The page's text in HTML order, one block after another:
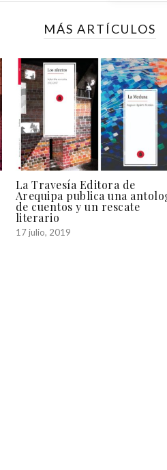
MÁS ARTÍCULOS
La Travesía Editora de
Arequipa publica una
de cuentos y un rescate
literario
17 julio, 2019